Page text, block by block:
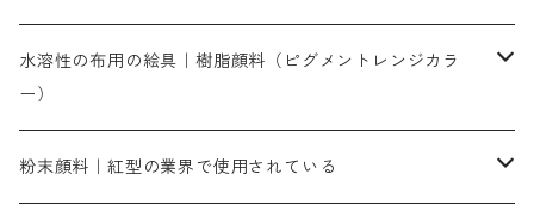
染色に必要な薬品類
染料一覧
人気のおすすめ染料
染色に必要な薬品類
補助薬品
お勧めの3原色（赤・青・黄色）
お勧め｜スミフィックス～
3原色以外の色目
赤色
染色に必要な薬品
水溶性の布用の絵具｜樹脂顔料（ピグメントレンジカラ
ー）
ネオカラー（色）
粉末顔料｜紅型の業界で使用されている